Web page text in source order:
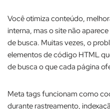
Você otimiza conteúdo,
interna, mas o site não
de busca. Muitas vezes, o
elementos de código HTML
de busca o que cada página
Meta tags funcionam como
durante rastreamento,